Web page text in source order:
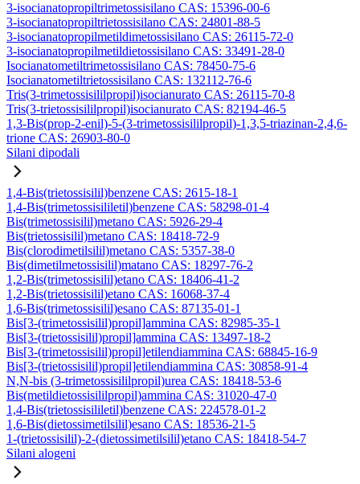
3-isocianatopropiltrimetossisilano CAS: 15396-00-6
3-isocianatopropiltrietossisilano CAS: 24801-88-5
3-isocianatopropilmetildimetossisilano CAS: 26115-72-0
3-isocianatopropilmetildietossisilano CAS: 33491-28-0
Isocianatometiltrimetossisilano CAS: 78450-75-6
Isocianatometiltrietossisilano CAS: 132112-76-6
Tris(3-trimetossisililpropil)isocianurato CAS: 26115-70-8
Tris(3-trietossisililpropil)isocianurato CAS: 82194-46-5
1,3-Bis(prop-2-enil)-5-(3-trimetossisililpropil)-1,3,5-triazinan-2,4,6-
trione CAS: 26903-80-0
Silani dipodali
1,4-Bis(trietossisilil)benzene CAS: 2615-18-1
1,4-Bis(trimetossisililetil)benzene CAS: 58298-01-4
Bis(trimetossisilil)metano CAS: 5926-29-4
Bis(trietossisilil)metano CAS: 18418-72-9
Bis(clorodimetilsilil)metano CAS: 5357-38-0
Bis(dimetilmetossisilil)matano CAS: 18297-76-2
1,2-Bis(trimetossisilil)etano CAS: 18406-41-2
1,2-Bis(trietossisilil)etano CAS: 16068-37-4
1,6-Bis(trimetossisilil)esano CAS: 87135-01-1
Bis[3-(trimetossisilil)propil]ammina CAS: 82985-35-1
Bis[3-(trietossisilil)propil]ammina CAS: 13497-18-2
Bis[3-(trimetossisilil)propil]etilendiammina CAS: 68845-16-9
Bis[3-(trietossisilil)propil]etilendiammina CAS: 30858-91-4
N,N-bis (3-trimetossisililpropil)urea CAS: 18418-53-6
Bis(metildietossisililpropil)ammina CAS: 31020-47-0
1,4-Bis(trietossisililetil)benzene CAS: 224578-01-2
1,6-Bis(dietossimetilsilil)esano CAS: 18536-21-5
1-(trietossisilil)-2-(dietossimetilsilil)etano CAS: 18418-54-7
Silani alogeni